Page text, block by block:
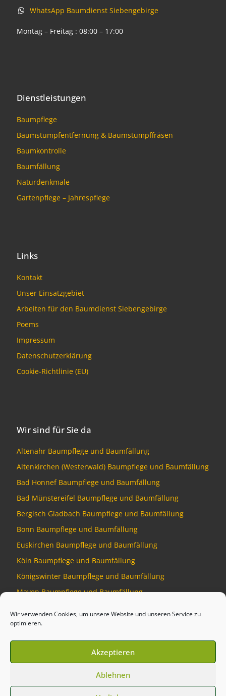
Wir verwenden Cookies, um unsere Website und unseren Service zu
optimieren.
Akzeptieren
Ablehnen
WhatsApp Baumdienst Siebengebirge
Montag – Freitag : 08:00 – 17:00
Dienstleistungen
Baumpflege
Baumstumpfentfernung & Baumstumpffräsen
Baumkontrolle
Baumfällung
Naturdenkmale
Gartenpflege – Jahrespflege
Links
Kontakt
Unser Einsatzgebiet
Arbeiten für den Baumdienst Siebengebirge
Poems
Impressum
Datenschutzerklärung
Cookie-Richtlinie (EU)
Wir sind für Sie da
Altenahr Baumpflege und Baumfällung
Altenkirchen (Westerwald) Baumpflege und Baumfällung
Bad Honnef Baumpflege und Baumfällung
Bad Münstereifel Baumpflege und Baumfällung
Bergisch Gladbach Baumpflege und Baumfällung
Bonn Baumpflege und Baumfällung
Euskirchen Baumpflege und Baumfällung
Köln Baumpflege und Baumfällung
Königswinter Baumpflege und Baumfällung
Mayen Baumpflege und Baumfällung
Baumdienst Siebengebirge
Developed by Talking Pixel